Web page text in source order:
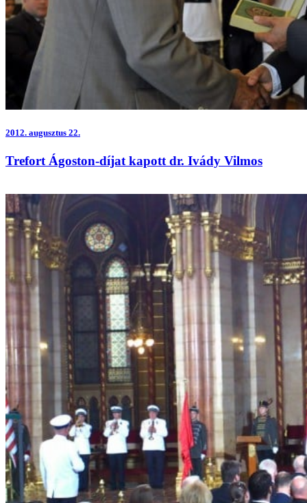
2012. augusztus 22.
Trefort Ágoston-díjat kapott dr. Ivády Vilmos